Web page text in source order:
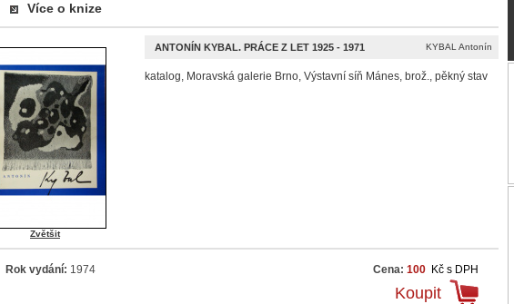
Více o knize
Zvětšit
ANTONÍN KYBAL. PRÁCE Z LET 1925 - 1971 KYBAL Antonín
katalog, Moravská galerie Brno, Výstavní síň Mánes, brož., pěkný stav
Rok vydání: 1974 Cena: 100 Kč s DPH
Koupit